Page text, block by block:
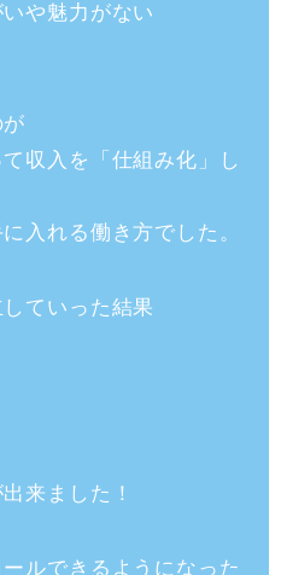
や魅力がない
収入を「仕組み化」し
入れる働き方でした。
ていった結果
来ました！
ルできるようになった